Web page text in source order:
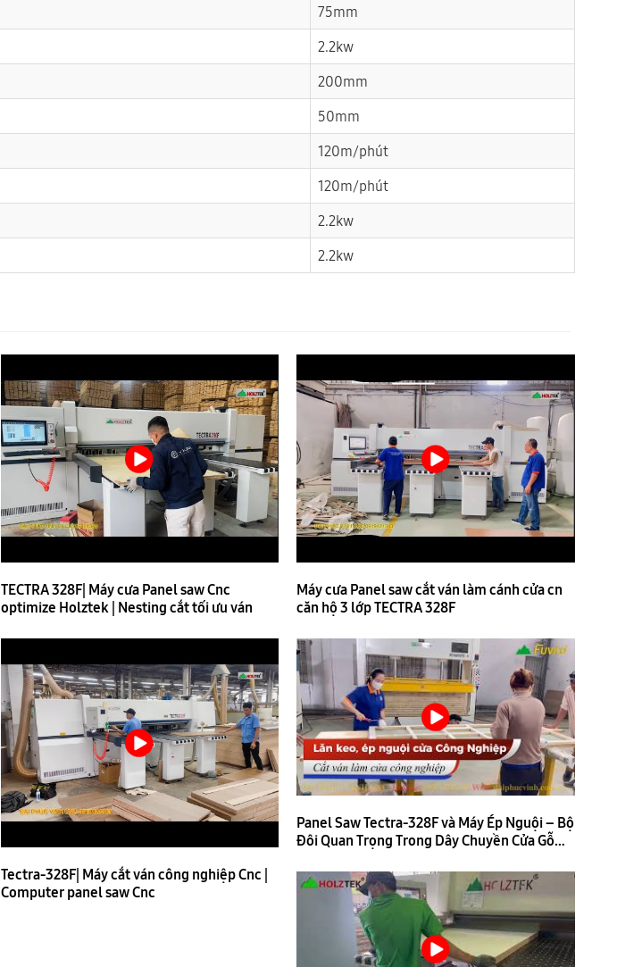
75mm
2.2kw
200mm
50mm
120m/phút
120m/phút
2.2kw
2.2kw
TECTRA 328F| Máy cưa Panel saw Cnc
optimize Holztek | Nesting cắt tối ưu ván
Máy cưa Panel saw cắt ván làm cánh cửa cn
căn hộ 3 lớp TECTRA 328F
Tectra-328F| Máy cắt ván công nghiệp Cnc |
Computer panel saw Cnc
Panel Saw Tectra-328F và Máy Ép Nguội – Bộ
Đôi Quan Trọng Trong Dây Chuyền Cửa Gỗ